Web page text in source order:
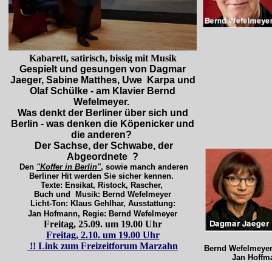
Kabarett, satirisch, bissig mit Musik
Gespielt und gesungen von Dagmar
Jaeger, Sabine Matthes, Uwe Karpa und
Olaf Schülke - am Klavier Bernd
Wefelmeyer.
Was denkt der Berliner über sich und
Berlin - was denken die Köpenicker und
die anderen?
Der Sachse, der Schwabe, der
Abgeordnete ?
Den "Koffer in Berlin", sowie manch anderen
Berliner Hit werden Sie sicher kennen.
Texte: Ensikat, Ristock, Rascher,
Buch und Musik: Bernd Wefelmeyer
Licht-Ton: Klaus Gehlhar, Ausstattung:
Jan Hofmann, Regie: Bernd Wefelmeyer
Freitag, 25.09. um 19.00 Uhr
Freitag, 2.10. um 19.00 Uhr
!! Link zum Freizeitforum Marzahn
Bernd
Jan